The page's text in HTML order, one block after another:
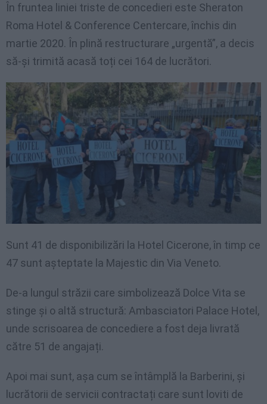
În fruntea liniei triste de concedieri este Sheraton
Roma Hotel & Conference Centercare, închis din
martie 2020. În plină restructurare „urgentă”, a decis
să-și trimită acasă toți cei 164 de lucrători.
Sunt 41 de disponibilizări la Hotel Cicerone, în timp ce
47 sunt așteptate la Majestic din Via Veneto.
De-a lungul străzii care simbolizează Dolce Vita se
stinge și o altă structură: Ambasciatori Palace Hotel,
unde scrisoarea de concediere a fost deja livrată
către 51 de angajați.
Apoi mai sunt, așa cum se întâmplă la Barberini, și
lucrătorii de servicii contractați care sunt loviti de